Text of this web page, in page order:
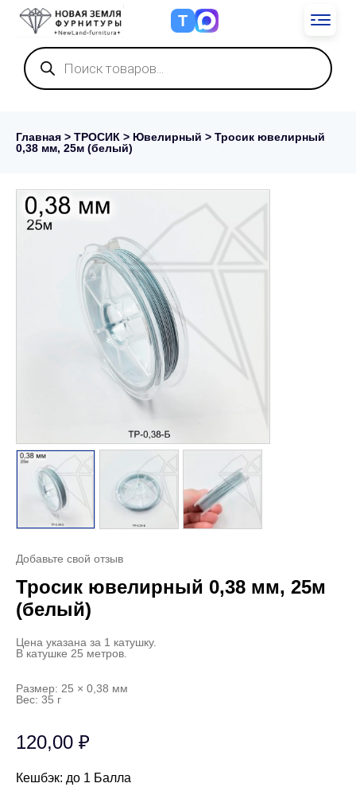
Т
Поиск
товаров
Главная > ТРОСИК > Ювелирный > Тросик ювелирный
0,38 мм, 25м (белый)
Добавьте свой отзыв
Тросик ювелирный 0,38 мм, 25м
(белый)
Цена указана за 1 катушку.
В катушке 25 метров.
Размер: 25 × 0,38 мм
Вес: 35 г
120,00 ₽
Кешбэк: до 1 Балла